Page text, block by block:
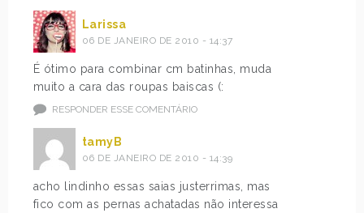
Larissa
06 DE JANEIRO DE 2010 - 14:37
É ótimo para combinar cm batinhas, muda
muito a cara das roupas baiscas (:
RESPONDER ESSE COMENTÁRIO
tamyB
06 DE JANEIRO DE 2010 - 14:39
acho lindinho essas saias justerrimas, mas
fico com as pernas achatadas não interessa